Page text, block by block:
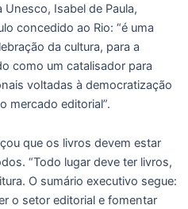
Isabel de Paula,
concedido ao Rio: “é uma
da cultura, para a
como um catalisador para
voltadas à democratização
mercado editorial”.
que os livros devem estar
“Todo lugar deve ter livros,
O sumário executivo segue:
o setor editorial e fomentar